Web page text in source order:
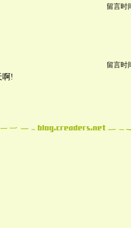
留言时
留言时
啊!